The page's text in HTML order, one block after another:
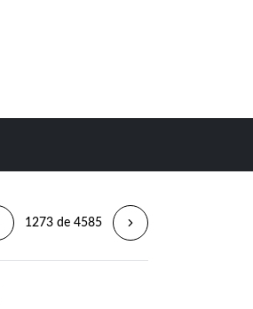
1273 de 4585